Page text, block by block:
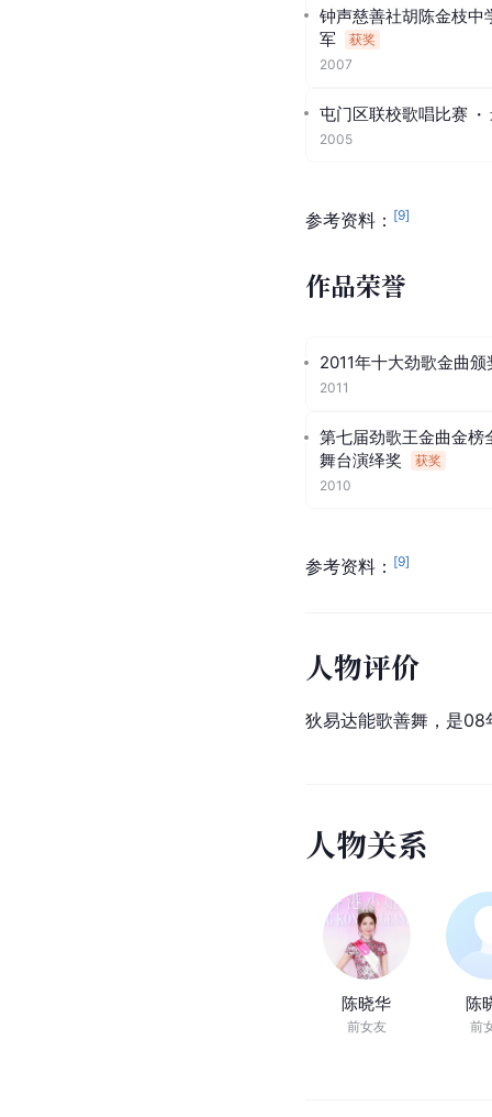
钟声慈善社胡陈金枝中
军
获奖
2007
屯门区联校歌唱比赛 ·
2005
参考资料： [9]
作品荣誉
2011年十大劲歌金曲颁
2011
第七届劲歌王金曲金榜
舞台演绎奖
获奖
2010
参考资料： [9]
人物评价
狄易达能歌善舞，是08
人物关系
陈晓华
前女友
陈
前